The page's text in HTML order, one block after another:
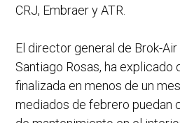
CRJ, Embraer y ATR.
El director general de Brok-Air
Santiago Rosas, ha explicado
finalizada en menos de un
mediados de febrero puedan